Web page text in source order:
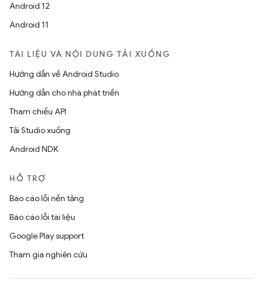
Android 12
Android 11
TÀI LIỆU VÀ NỘI DUNG TẢI XUỐNG
Hướng dẫn về Android Studio
Hướng dẫn cho nhà phát triển
Tham chiếu API
Tải Studio xuống
Android NDK
HỖ TRỢ
Báo cáo lỗi nền tảng
Báo cáo lỗi tài liệu
Google Play support
Tham gia nghiên cứu